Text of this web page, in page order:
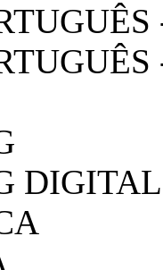
DIGITAL